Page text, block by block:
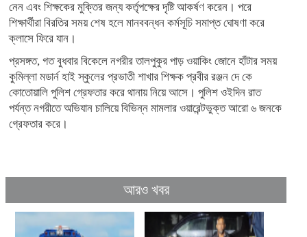
নেন এবং শিক্ষকের মুক্তির জন্য কর্তৃপক্ষের দৃষ্টি আকর্ষণ করেন। পরে
শিক্ষার্থীরা বিরতির সময় শেষ হলে মানববন্ধন কর্মসূচি সমাপ্ত ঘোষণা করে
ক্লাসে ফিরে যান।
প্রসঙ্গত, গত বুধবার বিকেলে নগরীর তালপুকুর পাড় ওয়াকিং জোনে হাঁটার সময়
কুমিল্লা মডার্ন হাই স্কুলের প্রভাতী শাখার শিক্ষক প্রবীর রঞ্জন দে কে
কোতোয়ালি পুলিশ গ্রেফতার করে থানায় নিয়ে আসে। পুলিশ ওইদিন রাত
পর্যন্ত নগরীতে অভিযান চালিয়ে বিভিন্ন মামলার ওয়ারেন্টভুক্ত আরো ৬ জনকে
গ্রেফতার করে।
আরও খবর